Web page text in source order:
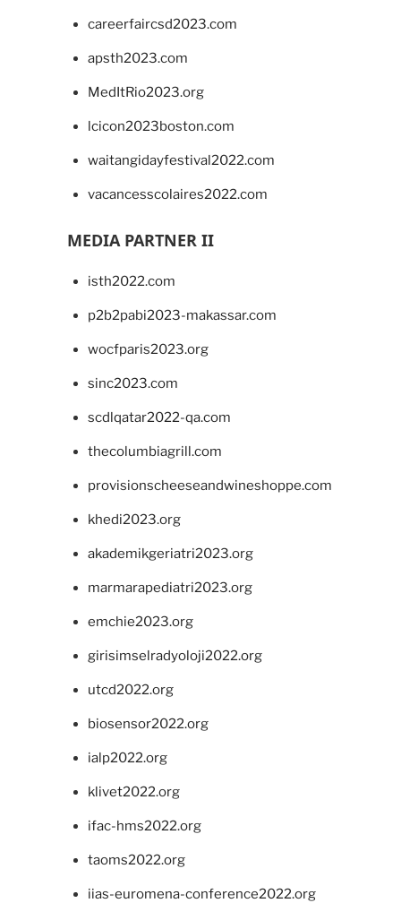
careerfaircsd2023.com
apsth2023.com
MedItRio2023.org
lcicon2023boston.com
waitangidayfestival2022.com
vacancesscolaires2022.com
MEDIA PARTNER II
isth2022.com
p2b2pabi2023-makassar.com
wocfparis2023.org
sinc2023.com
scdlqatar2022-qa.com
thecolumbiagrill.com
provisionscheeseandwineshoppe.com
khedi2023.org
akademikgeriatri2023.org
marmarapediatri2023.org
emchie2023.org
girisimselradyoloji2022.org
utcd2022.org
biosensor2022.org
ialp2022.org
klivet2022.org
ifac-hms2022.org
taoms2022.org
iias-euromena-conference2022.org